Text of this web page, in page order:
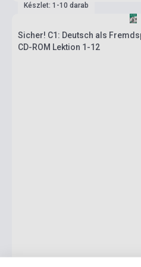
Készlet: 1-10 darab
Sicher! C1: Deutsch als
CD-ROM Lektion 1-12